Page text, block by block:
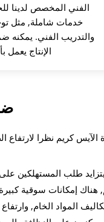
الفني المخصص لدينا
خدمات شاملة, مثل
والتدريب الفني. يمكنه
الإنتاج يعمل
كريم نظرا
يتزايد طلب المستهلكين
هناك إمكانات سوقية
المواد الخام,